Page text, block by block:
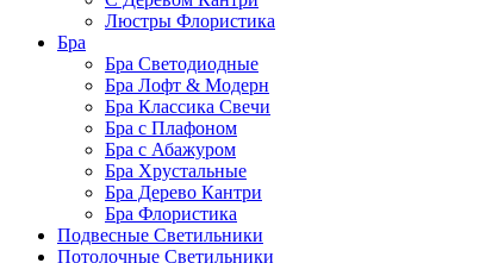
Люстры Флористика
Бра
Бра Светодиодные
Бра Лофт & Модерн
Бра Классика Свечи
Бра с Плафоном
Бра с Абажуром
Бра Хрустальные
Бра Дерево Кантри
Бра Флористика
Подвесные Светильники
Потолочные Светильники